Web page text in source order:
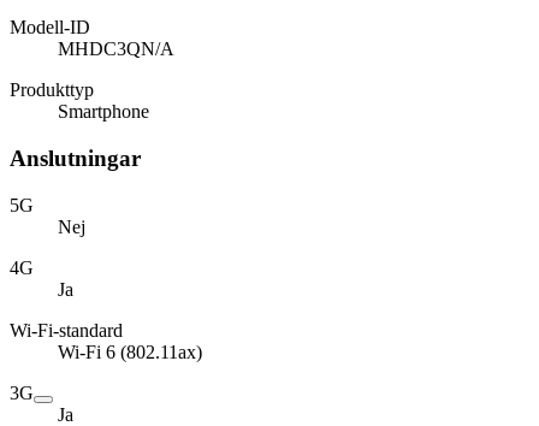
Modell-ID
MHDC3QN/A
Produkttyp
Smartphone
Anslutningar
5G
Nej
4G
Ja
Wi-Fi-standard
Wi-Fi 6 (802.11ax)
3G
Ja